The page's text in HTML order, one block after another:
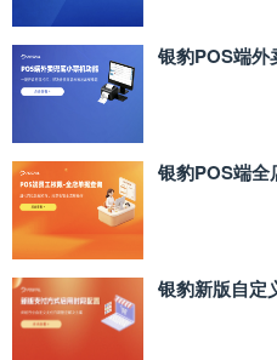
银豹POS端外
银豹POS端全
银豹新版自定